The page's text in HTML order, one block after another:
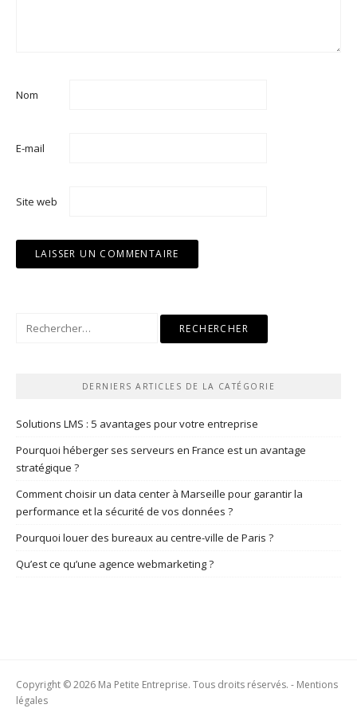
Nom
E-mail
Site web
Rechercher :
DERNIERS ARTICLES DE LA CATÉGORIE
Solutions LMS : 5 avantages pour votre entreprise
Pourquoi héberger ses serveurs en France est un avantage
stratégique ?
Comment choisir un data center à Marseille pour garantir la
performance et la sécurité de vos données ?
Pourquoi louer des bureaux au centre-ville de Paris ?
Qu’est ce qu’une agence webmarketing ?
Copyright © 2026 Ma Petite Entreprise. Tous droits réservés. - Mentions
légales